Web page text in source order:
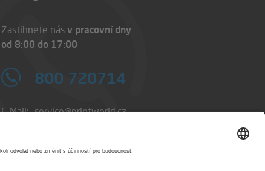
Zastihnete nás v pracovní dny
od 8:00 do 17:00
800 720714
E-Mail: service@printworld.cz